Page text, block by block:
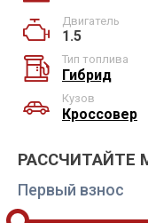
Двигатель
1.5
Тип топлива
Гибрид
Кузов
Кроссовер
РАССЧИТАЙТЕ
Первый взнос